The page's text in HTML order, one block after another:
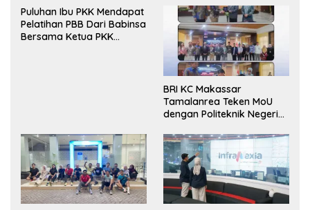
Puluhan Ibu PKK Mendapat
Pelatihan PBB Dari Babinsa
Bersama Ketua PKK
BRI KC Makassar
Tamalanrea Teken MoU
dengan Politeknik Negeri
Layanan Perbankan